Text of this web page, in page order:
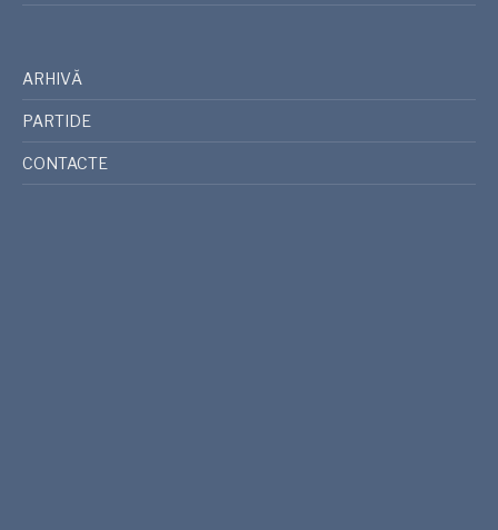
ARHIVĂ
PARTIDE
CONTACTE